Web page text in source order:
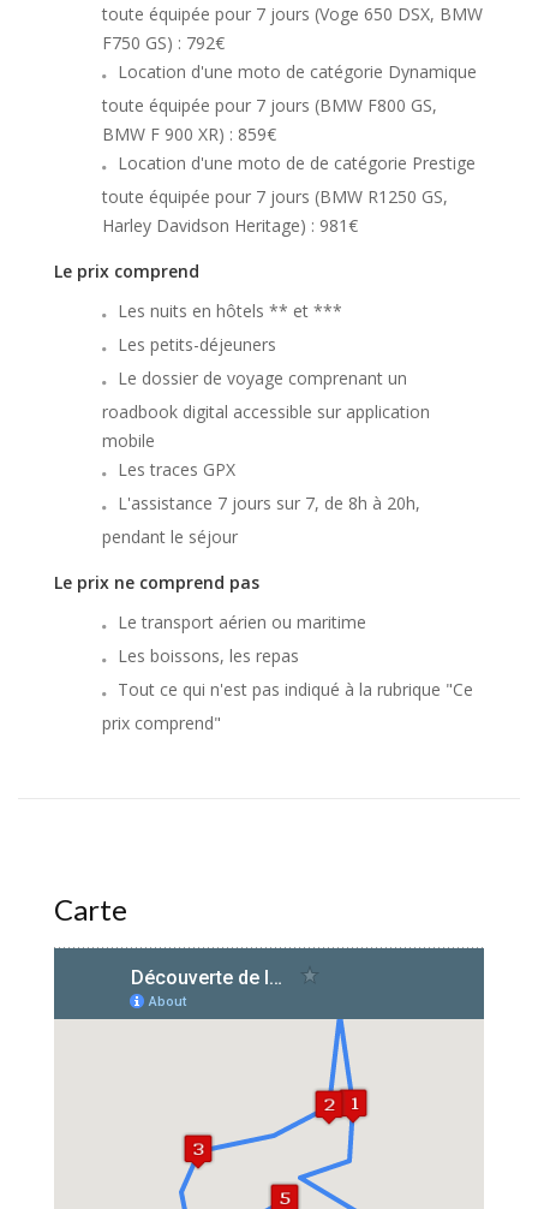
toute équipée pour 7 jours (Voge 650 DSX, BMW
F750 GS) : 792€
Location d'une moto de catégorie Dynamique
toute équipée pour 7 jours (BMW F800 GS,
BMW F 900 XR) : 859€
Location d'une moto de de catégorie Prestige
toute équipée pour 7 jours (BMW R1250 GS,
Harley Davidson Heritage) : 981€
Le prix comprend
Les nuits en hôtels ** et ***
Les petits-déjeuners
Le dossier de voyage comprenant un
roadbook digital accessible sur application
mobile
Les traces GPX
L'assistance 7 jours sur 7, de 8h à 20h,
pendant le séjour
Le prix ne comprend pas
Le transport aérien ou maritime
Les boissons, les repas
Tout ce qui n'est pas indiqué à la rubrique "Ce
prix comprend"
Carte